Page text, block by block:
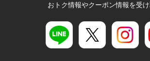
おトク情報やクーポン情報を受け